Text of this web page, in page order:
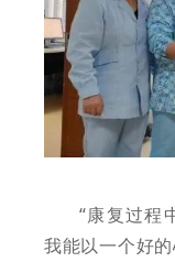
“康复过程
我能以一个好